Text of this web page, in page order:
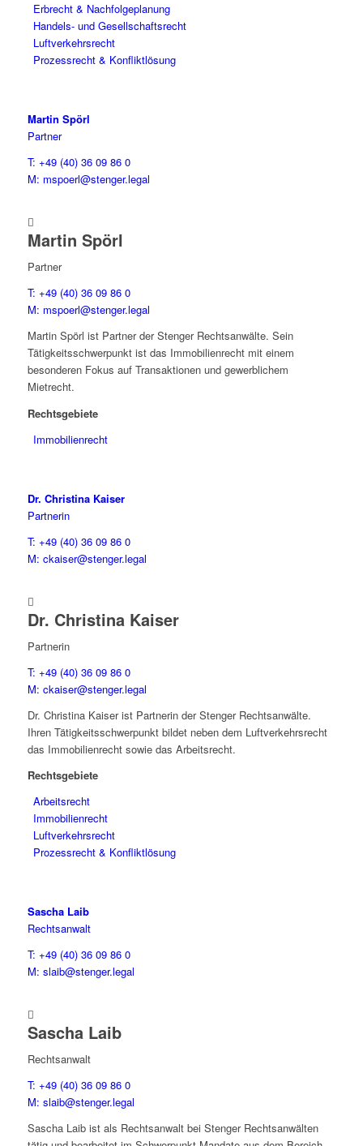
Erbrecht & Nachfolgeplanung
Handels- und Gesellschaftsrecht
Luftverkehrsrecht
Prozessrecht & Konfliktlösung
Martin Spörl
Partner
T: +49 (40) 36 09 86 0
M: mspoerl@stenger.legal

Martin Spörl
Partner
T: +49 (40) 36 09 86 0
M: mspoerl@stenger.legal
Martin Spörl ist Partner der Stenger Rechtsanwälte. Sein
Tätigkeitsschwerpunkt ist das Immobilienrecht mit einem
besonderen Fokus auf Transaktionen und gewerblichem
Mietrecht.
Rechtsgebiete
Immobilienrecht
Dr. Christina Kaiser
Partnerin
T: +49 (40) 36 09 86 0
M: ckaiser@stenger.legal

Dr. Christina Kaiser
Partnerin
T: +49 (40) 36 09 86 0
M: ckaiser@stenger.legal
Dr. Christina Kaiser ist Partnerin der Stenger Rechtsanwälte.
Ihren Tätigkeitsschwerpunkt bildet neben dem Luftverkehrsrecht
das Immobilienrecht sowie das Arbeitsrecht.
Rechtsgebiete
Arbeitsrecht
Immobilienrecht
Luftverkehrsrecht
Prozessrecht & Konfliktlösung
Sascha Laib
Rechtsanwalt
T: +49 (40) 36 09 86 0
M: slaib@stenger.legal

Sascha Laib
Rechtsanwalt
T: +49 (40) 36 09 86 0
M: slaib@stenger.legal
Sascha Laib ist als Rechtsanwalt bei Stenger Rechtsanwälten